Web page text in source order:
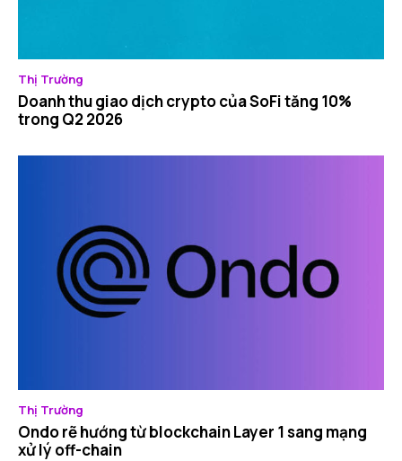
Thị Trường
Doanh thu giao dịch crypto của SoFi tăng 10%
trong Q2 2026
Thị Trường
Ondo rẽ hướng từ blockchain Layer 1 sang mạng
xử lý off-chain